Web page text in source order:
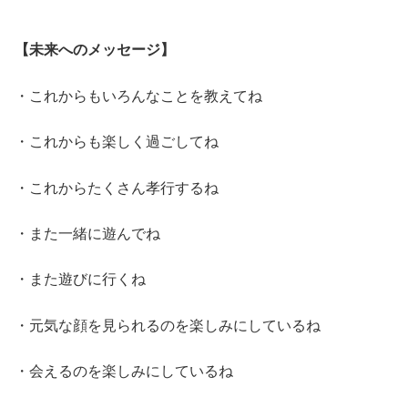
【未来へのメッセージ】
・これからもいろんなことを教えてね
・これからも楽しく過ごしてね
・これからたくさん孝行するね
・また一緒に遊んでね
・また遊びに行くね
・元気な顔を見られるのを楽しみにしているね
・会えるのを楽しみにしているね